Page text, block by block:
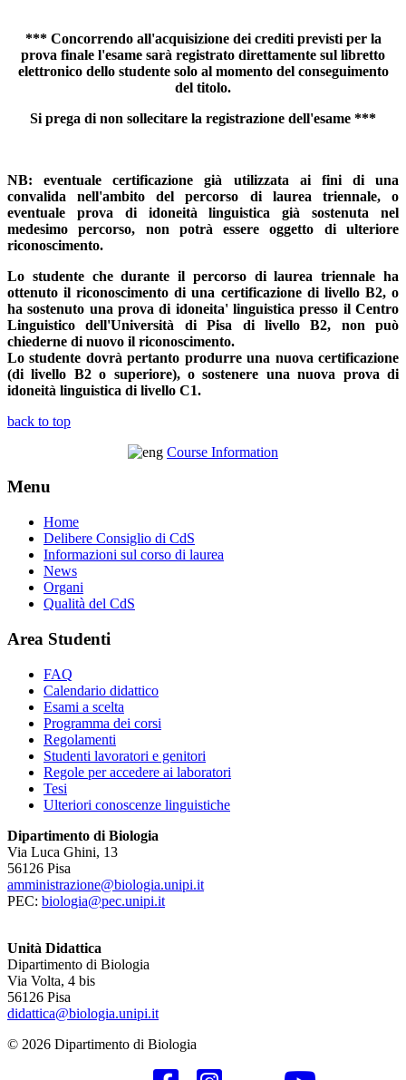
*** Concorrendo all'acquisizione dei crediti previsti per la
prova finale l'esame sarà registrato direttamente sul libretto
elettronico dello studente solo al momento del conseguimento
del titolo.
Si prega di non sollecitare la registrazione dell'esame ***
NB: eventuale certificazione già utilizzata ai fini di una
convalida nell'ambito del percorso di laurea triennale, o
eventuale prova di idoneità linguistica già sostenuta nel
medesimo percorso, non potrà essere oggetto di ulteriore
riconoscimento.
Lo studente che durante il percorso di laurea triennale ha
ottenuto il riconoscimento di una certificazione di livello B2, o
ha sostenuto una prova di idoneita' linguistica presso il Centro
Linguistico dell'Università di Pisa di livello B2, non può
chiederne di nuovo il riconoscimento.
Lo studente dovrà pertanto produrre una nuova certificazione
(di livello B2 o superiore), o sostenere una nuova prova di
idoneità linguistica di livello C1.
back to top
Course Information
Menu
Home
Delibere Consiglio di CdS
Informazioni sul corso di laurea
News
Organi
Qualità del CdS
Area Studenti
FAQ
Calendario didattico
Esami a scelta
Programma dei corsi
Regolamenti
Studenti lavoratori e genitori
Regole per accedere ai laboratori
Tesi
Ulteriori conoscenze linguistiche
Dipartimento di Biologia
Via Luca Ghini, 13
56126 Pisa
amministrazione@biologia.unipi.it
PEC: biologia@pec.unipi.it
Unità Didattica
Dipartimento di Biologia
Via Volta, 4 bis
56126 Pisa
didattica@biologia.unipi.it
© 2026 Dipartimento di Biologia